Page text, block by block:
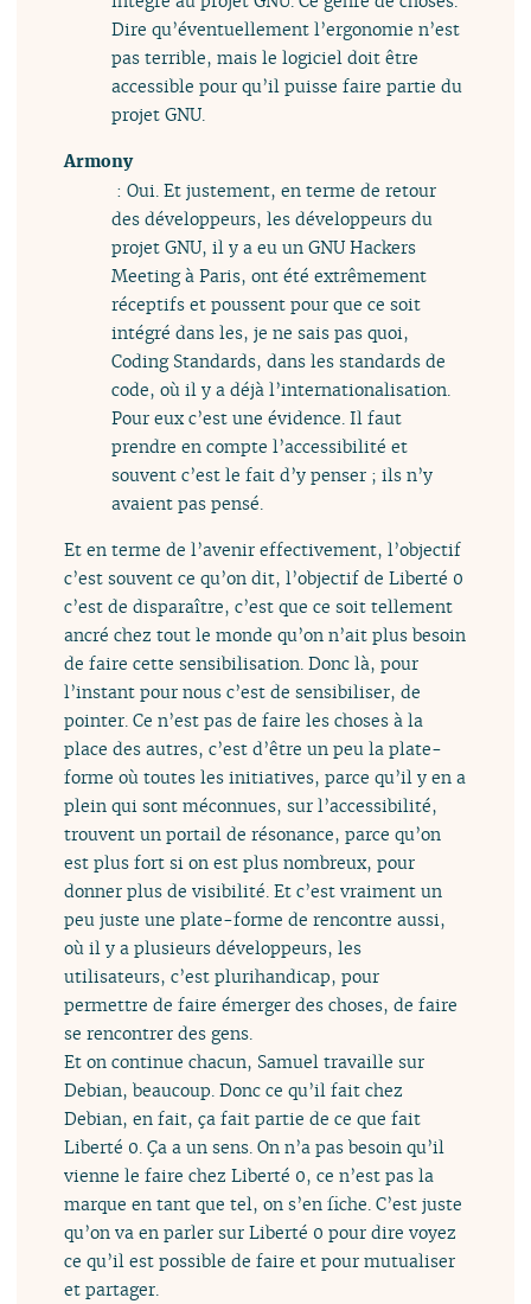
Dire qu’éventuellement l’ergonomie n’est
pas terrible, mais le logiciel doit être
accessible pour qu’il puisse faire partie du
projet GNU.
Armony
: Oui. Et justement, en terme de retour
des développeurs, les développeurs du
projet GNU, il y a eu un GNU Hackers
Meeting à Paris, ont été extrêmement
réceptifs et poussent pour que ce soit
intégré dans les, je ne sais pas quoi,
Coding Standards, dans les standards de
code, où il y a déjà l’internationalisation.
Pour eux c’est une évidence. Il faut
prendre en compte l’accessibilité et
souvent c’est le fait d’y penser ; ils n’y
avaient pas pensé.
Et en terme de l’avenir effectivement, l’objectif
c’est souvent ce qu’on dit, l’objectif de Liberté 0
c’est de disparaître, c’est que ce soit tellement
ancré chez tout le monde qu’on n’ait plus besoin
de faire cette sensibilisation. Donc là, pour
l’instant pour nous c’est de sensibiliser, de
pointer. Ce n’est pas de faire les choses à la
place des autres, c’est d’être un peu la plate-
forme où toutes les initiatives, parce qu’il y en a
plein qui sont méconnues, sur l’accessibilité,
trouvent un portail de résonance, parce qu’on
est plus fort si on est plus nombreux, pour
donner plus de visibilité. Et c’est vraiment un
peu juste une plate-forme de rencontre aussi,
où il y a plusieurs développeurs, les
utilisateurs, c’est plurihandicap, pour
permettre de faire émerger des choses, de faire
se rencontrer des gens.
Et on continue chacun, Samuel travaille sur
Debian, beaucoup. Donc ce qu’il fait chez
Debian, en fait, ça fait partie de ce que fait
Liberté 0. Ça a un sens. On n’a pas besoin qu’il
vienne le faire chez Liberté 0, ce n’est pas la
marque en tant que tel, on s’en fiche. C’est juste
qu’on va en parler sur Liberté 0 pour dire voyez
ce qu’il est possible de faire et pour mutualiser
et partager.